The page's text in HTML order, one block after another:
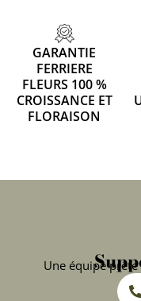
GARANTIE
FERRIERE
FLEURS 100 %
CROISSANCE ET
FLORAISON
Une équipe